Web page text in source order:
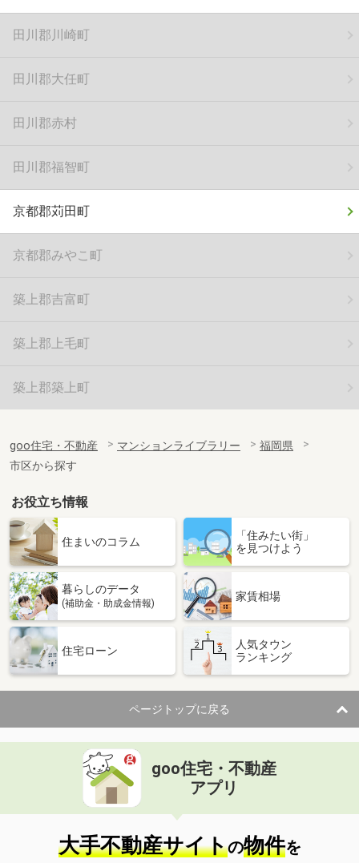
田川郡川崎町
田川郡大任町
田川郡赤村
田川郡福智町
京都郡苅田町
京都郡みやこ町
築上郡吉富町
築上郡上毛町
築上郡築上町
goo住宅・不動産 マンションライブラリー
福岡県
市区から探す
お役立ち情報
住まいのコラム
「住みたい街」
を見つけよう
暮らしのデータ
(補助金・助成金情報)
家賃相場
住宅ローン
人気タウン
ランキング
ページトップに戻る
goo住宅・不動産
アプリ
大手不動産サイトの物件を